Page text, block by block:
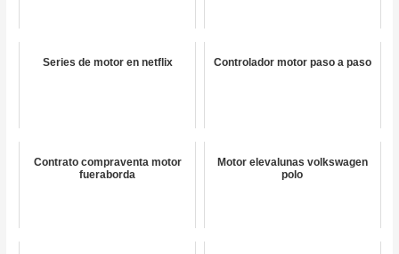
Series de motor en netflix Controlador motor paso a paso
Contrato compraventa motor
fueraborda
Motor elevalunas volkswagen
polo